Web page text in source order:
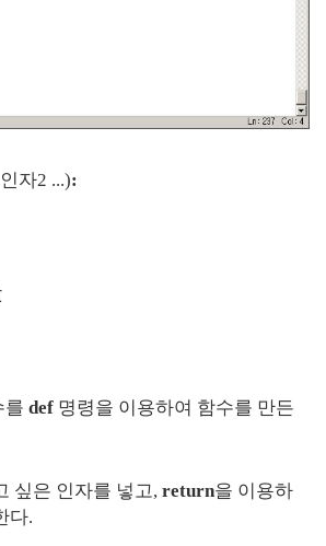
자2 ...):
를 def 명령을 이용하여 함수를 만든
싶은 인자를 넣고, return을 이용하
다.